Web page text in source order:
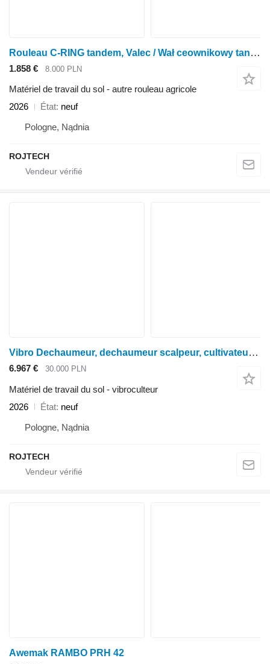
Rouleau C-RING tandem, Valec / Wał ceownikowy tandem
1.858 € 8.000 PLN
Matériel de travail du sol - autre rouleau agricole
2026
État neuf
Pologne, Nądnia
ROJTECH
Vibro Dechaumeur, dechaumeur scalpeur, cultivateur 6 mètres, den
6.967 € 30.000 PLN
Matériel de travail du sol - vibroculteur
2026
État neuf
Pologne, Nądnia
ROJTECH
Awemak RAMBO PRH 42